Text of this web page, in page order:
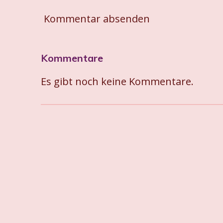
Kommentar absenden
Kommentare
Es gibt noch keine Kommentare.